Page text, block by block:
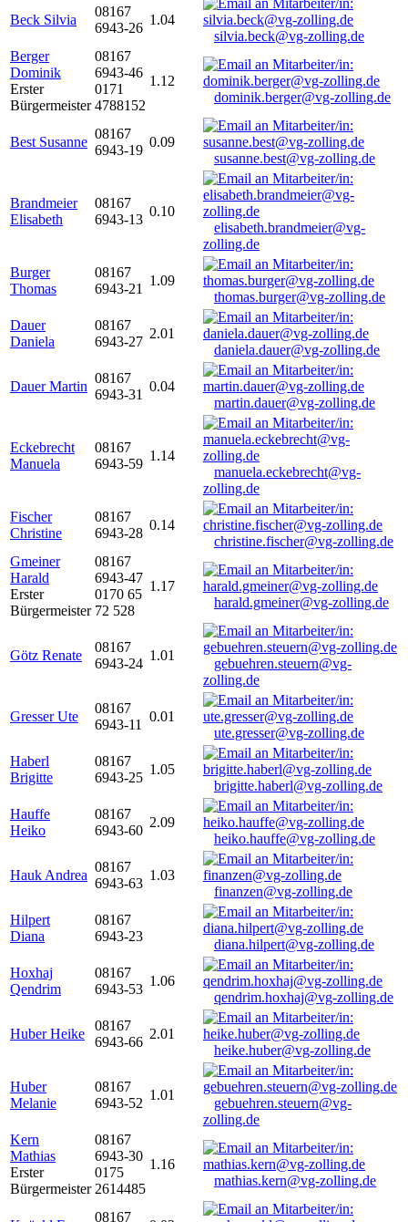
Beck Silvia
08167
6943-26
1.04
silvia.beck@vg-zolling.de
Berger
Dominik
Erster
Bürgermeister
08167
6943-46
0171
4788152
1.12
dominik.berger@vg-zolling.de
Best Susanne
08167
6943-19
0.09
susanne.best@vg-zolling.de
Brandmeier
Elisabeth
08167
6943-13
0.10
elisabeth.brandmeier@vg-
zolling.de
Burger
Thomas
08167
6943-21
1.09
thomas.burger@vg-zolling.de
Dauer
Daniela
08167
6943-27
2.01
daniela.dauer@vg-zolling.de
Dauer Martin
08167
6943-31
0.04
martin.dauer@vg-zolling.de
Eckebrecht
Manuela
08167
6943-59
1.14
manuela.eckebrecht@vg-
zolling.de
Fischer
Christine
08167
6943-28
0.14
christine.fischer@vg-zolling.de
Gmeiner
Harald
Erster
Bürgermeister
08167
6943-47
0170 65
72 528
1.17
harald.gmeiner@vg-zolling.de
Götz Renate
08167
6943-24
1.01
gebuehren.steuern@vg-
zolling.de
Gresser Ute
08167
6943-11
0.01
ute.gresser@vg-zolling.de
Haberl
Brigitte
08167
6943-25
1.05
brigitte.haberl@vg-zolling.de
Hauffe
Heiko
08167
6943-60
2.09
heiko.hauffe@vg-zolling.de
Hauk Andrea
08167
6943-63
1.03
finanzen@vg-zolling.de
Hilpert
Diana
08167
6943-23
diana.hilpert@vg-zolling.de
Hoxhaj
Qendrim
08167
6943-53
1.06
qendrim.hoxhaj@vg-zolling.de
Huber Heike
08167
6943-66
2.01
heike.huber@vg-zolling.de
Huber
Melanie
08167
6943-52
1.01
gebuehren.steuern@vg-
zolling.de
Kern
Mathias
Erster
Bürgermeister
08167
6943-30
0175
2614485
1.16
mathias.kern@vg-zolling.de
08167